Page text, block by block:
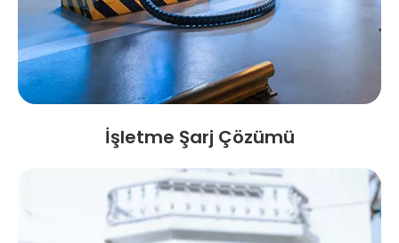
İşletme Şarj Çözümü